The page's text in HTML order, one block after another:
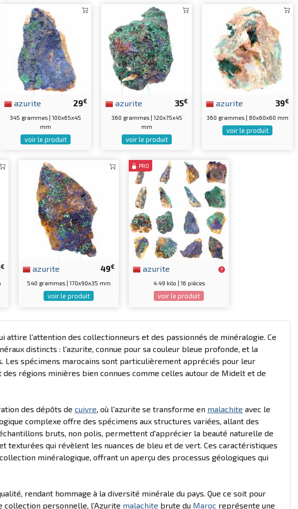
29€
azurite
345 grammes | 100x65x45
mm
voir le produit
35€
azurite
360 grammes | 120x75x45
mm
voir le produit
39€
azurite
360 grammes | 80x60x60 mm
voir le produit
€ 49€
azurite
540 grammes | 170x90x35 mm
voir le produit
PRO
azurite
4.49 kilo | 16 pièces
voir le produit
attire l'attention des collectionneurs et des passionnés de minéralogie. Ce
distincts : l'azurite, connue pour sa couleur bleue profonde, et la
Les spécimens marocains sont particulièrement appréciés pour leur
régions minières bien connues comme celles autour de Midelt et de
des dépôts de cuivre, où l'azurite se transforme en malachite avec le
complexe offre des spécimens aux structures variées, allant des
bruts, non polis, permettent d'apprécier la beauté naturelle de
texturées qui révèlent les nuances de bleu et de vert. Ces caractéristiques
minéralogique, offrant un aperçu des processus géologiques qui
rendant hommage à la diversité minérale du pays. Que ce soit pour
collection personnelle, l'Azurite malachite brute du Maroc représente une